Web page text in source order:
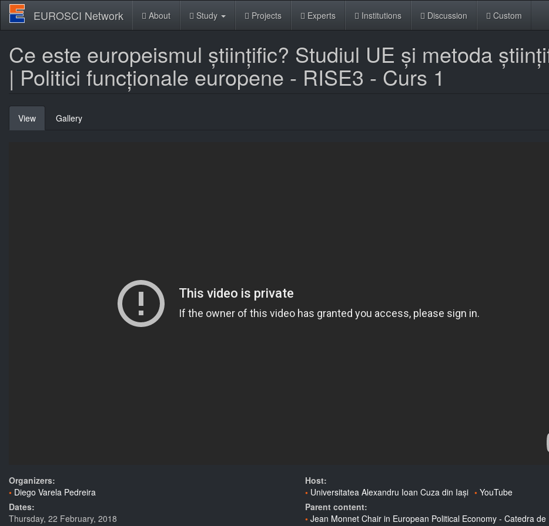
Skip
main
EUROSCI Network About Study Projects Experts Institutions Discussion Custom
Ce este europeismul științific? Studiul UE și metoda
| Politici funcționale europene - RISE3 - Curs 1
Primary
tabs
View (active
tab)
Gallery
Organizers:
Diego Varela Pedreira
Dates:
Thursday, 22 February, 2018
Host:
Universitatea Alexandru Ioan Cuza din Iași
YouTube
Parent content:
Jean Monnet Chair in European Political Economy - Catedra de